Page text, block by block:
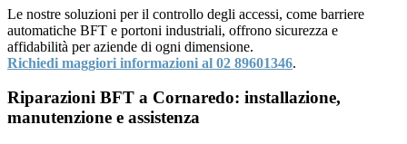
Le nostre soluzioni per il controllo degli accessi, come barriere
automatiche BFT e portoni industriali, offrono sicurezza e
affidabilità per aziende di ogni dimensione.
Richiedi maggiori informazioni al 02 89601346.
Riparazioni BFT a Cornaredo: installazione,
manutenzione e assistenza